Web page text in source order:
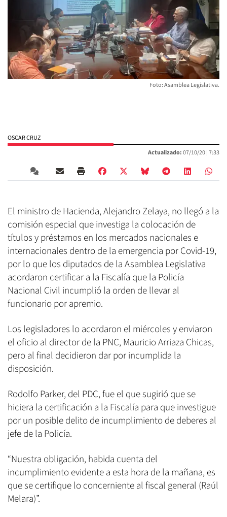
Foto: Asamblea Legislativa.
OSCAR CRUZ
Actualizado:07/10/20 |7:33
El ministro de Hacienda, Alejandro Zelaya, no llegó a la
comisión especial que investiga la colocación de
títulos y préstamos en los mercados nacionales e
internacionales dentro de la emergencia por Covid-19,
por lo que los diputados de la Asamblea Legislativa
acordaron certificar a la Fiscalía que la Policía
Nacional Civil incumplió la orden de llevar al
funcionario por apremio.
Los legisladores lo acordaron el miércoles y enviaron
el oficio al director de la PNC, Mauricio Arriaza Chicas,
pero al final decidieron dar por incumplida la
disposición.
Rodolfo Parker, del PDC, fue el que sugirió que se
hiciera la certificación a la Fiscalía para que investigue
por un posible delito de incumplimiento de deberes al
jefe de la Policía.
“Nuestra obligación, habida cuenta del
incumplimiento evidente a esta hora de la mañana, es
que se certifique lo concerniente al fiscal general (Raúl
Melara)”.